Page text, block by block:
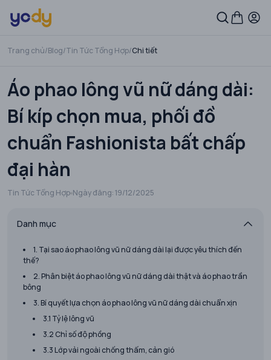
Trang chủ/Blog/Tin Tức Tổng Hợp/Chi tiết
Áo phao lông vũ nữ dáng dài:
Bí kíp chọn mua, phối đồ
chuẩn Fashionista bất chấp
đại hàn
Tin Tức Tổng Hợp Ngày đăng:19/12/2025
Danh mục
1. Tại sao áo phao lông vũ nữ dáng dài lại được yêu thích đến
thế?
2. Phân biệt áo phao lông vũ nữ dáng dài thật và áo phao trần
bông
3. Bí quyết lựa chọn áo phao lông vũ nữ dáng dài chuẩn xịn
3.1 Tỷ lệ lông vũ
3.2 Chỉ số độ phồng
3.3 Lớp vải ngoài chống thấm, cản gió